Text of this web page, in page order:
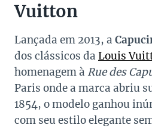
Vuitton
Lançada em 2013, a
dos clássicos da Louis
homenagem à Rue des
Paris onde a marca abriu
1854, o modelo ganhou
com seu estilo elegante